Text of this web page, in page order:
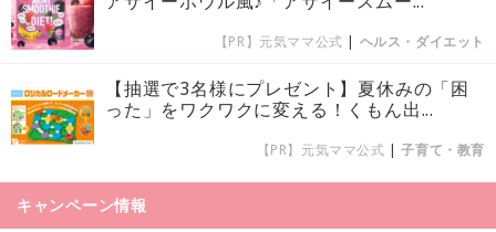
【PR】元気ママ公式 | ヘルス・ダイエット
【抽選で3名様にプレゼント】夏休みの「困
った」をワクワクに変える！くもん出...
【PR】元気ママ公式 |子育て・教育
キャンペーン情報